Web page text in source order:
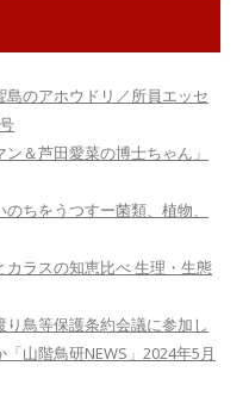
のアホウドリ／所員エッセ
＆芦田愛菜の博士ちゃん」
ちをうつすー菌類、植物、
ラスの知恵比べ 生理・生態
鳥等保護条約会議に参加し
山階鳥研NEWS」2024年5月